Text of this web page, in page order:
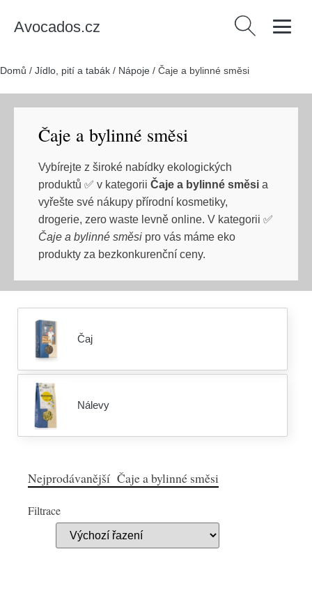
Avocados.cz Vyhledávání
Domů / Jídlo, pití a tabák / Nápoje / Čaje a bylinné směsi
Čaje a bylinné směsi
Vybírejte z široké nabídky ekologických
produktů ✅ v kategorii Čaje a bylinné směsi a
vyřešte své nákupy přírodní kosmetiky,
drogerie, zero waste levně online. V kategorii ✅
Čaje a bylinné směsi pro vás máme eko
produkty za bezkonkurenční ceny.
Čaj
Nálevy
Nejprodávanější Čaje a bylinné směsi
Filtrace